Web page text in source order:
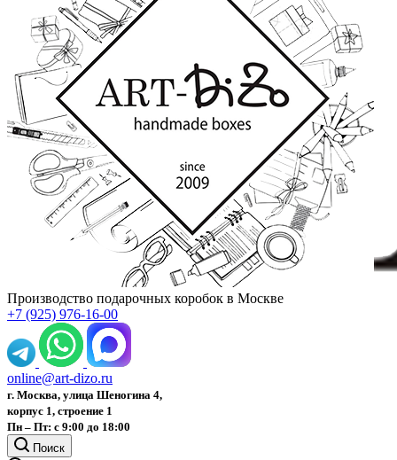
Производство подарочных коробок в Москве
+7 (925) 976-16-00
online@art-dizo.ru
г. Москва, улица Шеногина 4,
корпус 1, строение 1
Пн – Пт: с 9:00 до 18:00
Поиск